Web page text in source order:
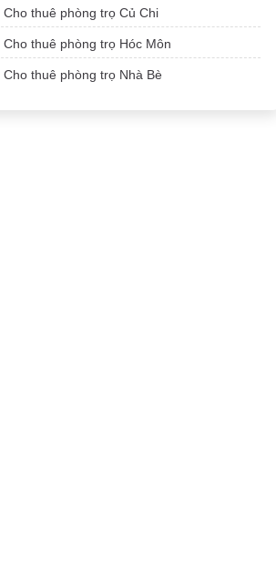
Cho thuê phòng trọ Củ Chi
Cho thuê phòng trọ Hóc Môn
Cho thuê phòng trọ Nhà Bè